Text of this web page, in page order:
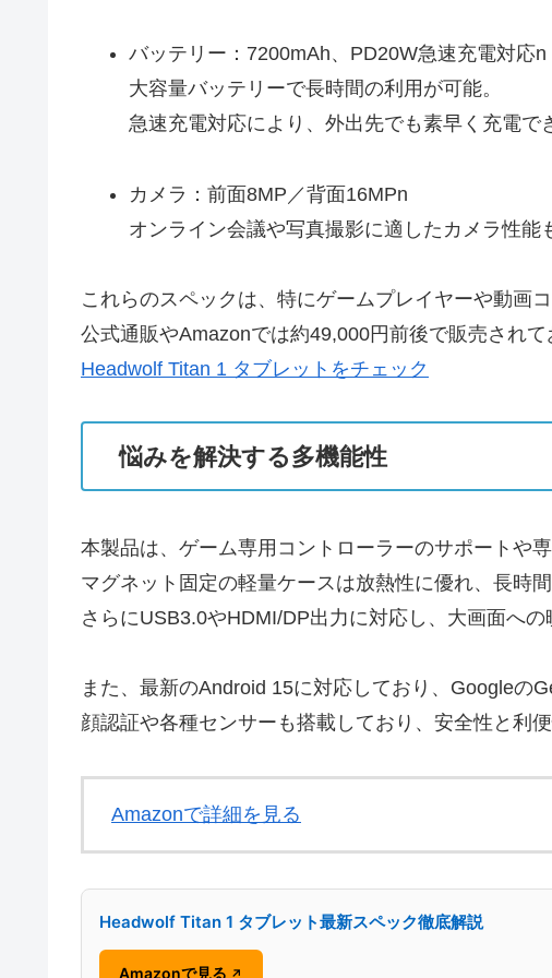
バッテリー：7200mAh、PD20W急速充電対応n
大容量バッテリーで長時間の利用が可能。
急速充電対応により、外出先でも素早く充電で
カメラ：前面8MP／背面16MPn
オンライン会議や写真撮影に適したカメラ性能
これらのスペックは、特にゲームプレイヤーや動画
公式通販やAmazonでは約49,000円前後で販売され
Headwolf Titan 1 タブレットをチェック
悩みを解決する多機能性
本製品は、ゲーム専用コントローラーのサポートや
マグネット固定の軽量ケースは放熱性に優れ、長時間
さらにUSB3.0やHDMI/DP出力に対応し、大画面へ
また、最新のAndroid 15に対応しており、Googleの
顔認証や各種センサーも搭載しており、安全性と利
Amazonで詳細を見る
Headwolf Titan 1 タブレット最新スペック徹底解説
Amazonで見る ↗